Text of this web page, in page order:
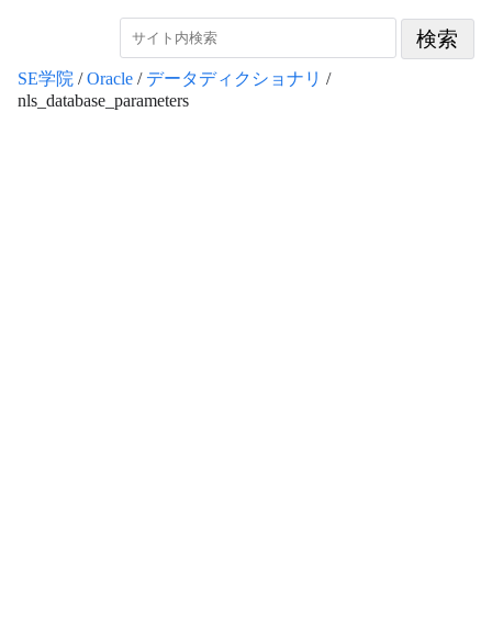
SE学院 /Oracle / データディクショナリ /
nls_database_parameters